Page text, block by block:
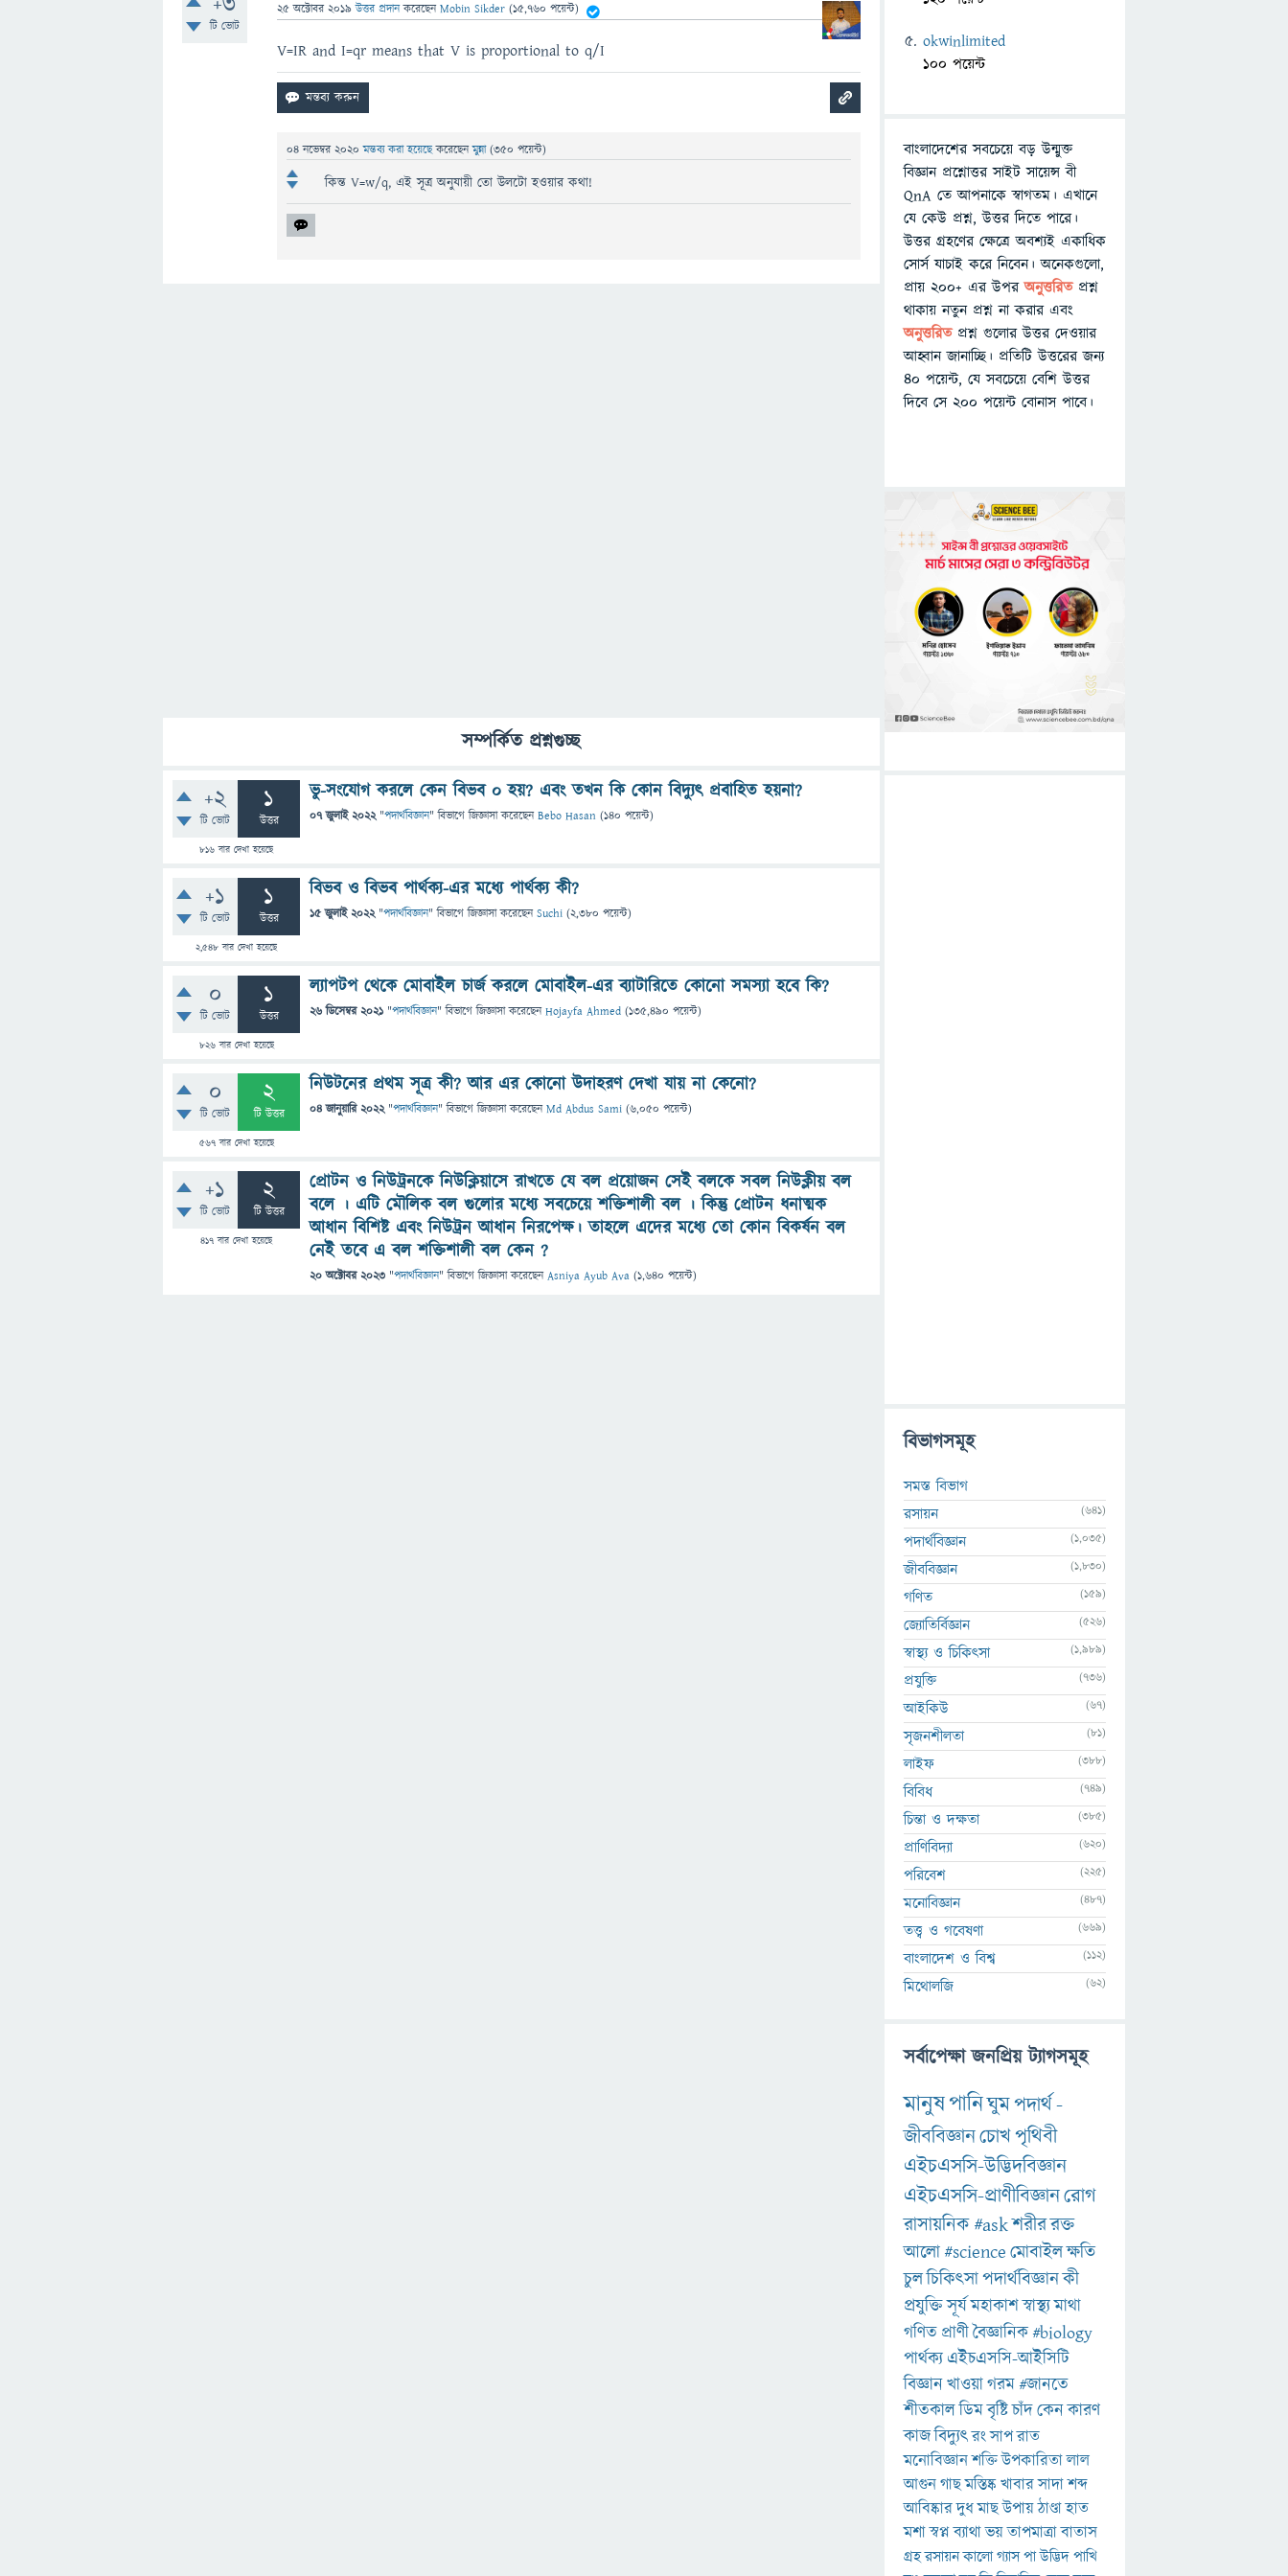
টি ভোট
25 অক্টোবর 2019 উত্তর প্রদান করেছেনMobin Sikder (15,760 পয়েন্ট)
V=IR and I=qr means that V is proportional to q/I
04 নভেম্বর 2020 মন্তব্য করা হয়েছেকরেছেনমুন্না (350 পয়েন্ট)
কিন্ত V=w/q, এই সূত্র অনুযায়ী তো উলটো হওয়ার কথা!
সম্পর্কিত প্রশ্নগুচ্ছ
+2
টি ভোট
1
উত্তর
816 বার দেখা হয়েছে
ভু-সংযোগ করলে কেন বিভব ০ হয়? এবং তখন কি কোন বিদ্যুৎ প্রবাহিত হয়না?
07 জুলাই 2022 "পদার্থবিজ্ঞান" বিভাগে জিজ্ঞাসাকরেছেনBebo Hasan (140 পয়েন্ট)
+1
টি ভোট
1
উত্তর
2,548 বার দেখা হয়েছে
বিভব ও বিভব পার্থক্য-এর মধ্যে পার্থক্য কী?
15 জুলাই 2022 "পদার্থবিজ্ঞান" বিভাগে জিজ্ঞাসাকরেছেনSuchi (2,380 পয়েন্ট)
0
টি ভোট
1
উত্তর
826বার দেখা হয়েছে
ল্যাপটপ থেকে মোবাইল চার্জ করলে মোবাইল-এর ব্যাটারিতে কোনো সমস্যা হবে কি?
26 ডিসেম্বর 2021 "পদার্থবিজ্ঞান" বিভাগে জিজ্ঞাসাকরেছেনHojayfa Ahmed (135,490 পয়েন্ট)
0
টি ভোট
2
টি উত্তর
567বার দেখা হয়েছে
নিউটনের প্রথম সূত্র কী? আর এর কোনো উদাহরণ দেখা যায় না কেনো?
04 জানুয়ারি 2022 "পদার্থবিজ্ঞান" বিভাগে জিজ্ঞাসাকরেছেনMd Abdus Sami (6,050 পয়েন্ট)
+1
টি ভোট
2
টি উত্তর
417 বার দেখা হয়েছে
প্রোটন ও নিউট্রনকে নিউক্লিয়াসে রাখতে যে বল প্রয়োজন সেই বলকে সবল নিউক্লীয় বল
বলে । এটি মৌলিক বল গুলোর মধ্যে সবচেয়ে শক্তিশালী বল । কিন্তু প্রোটন ধনাত্মক
আধান বিশিষ্ট এবং নিউট্রন আধান নিরপেক্ষ। তাহলে এদের মধ্যে তো কোন বিকর্ষন বল
নেই তবে এ বল শক্তিশালী বল কেন ?
20 অক্টোবর 2023 "পদার্থবিজ্ঞান" বিভাগে জিজ্ঞাসাকরেছেনAsniya Ayub Ava (1,640 পয়েন্ট)
okwinlimited
100 পয়েন্ট
বাংলাদেশের সবচেয়ে বড় উন্মুক্ত
বিজ্ঞান প্রশ্নোত্তর সাইট সায়েন্স বী
QnA তে আপনাকে স্বাগতম। এখানে
যে কেউ প্রশ্ন, উত্তর দিতে পারে।
উত্তর গ্রহণের ক্ষেত্রে অবশ্যই একাধিক
সোর্স যাচাই করে নিবেন। অনেকগুলো,
প্রায় ২০০+ এর উপরঅনুত্তরিতপ্রশ্ন
থাকায় নতুন প্রশ্ন না করার এবং
অনুত্তরিত প্রশ্ন গুলোর উত্তর দেওয়ার
আহ্বান জানাচ্ছি। প্রতিটি উত্তরের জন্য
৪০ পয়েন্ট, যে সবচেয়ে বেশি উত্তর
দিবে সে ২০০ পয়েন্ট বোনাস পাবে।
বিভাগসমূহ
সমস্ত বিভাগ
রসায়ন
(641)
পদার্থবিজ্ঞান (1,035)
জীববিজ্ঞান (1,830)
গণিত (159)
জ্যোতির্বিজ্ঞান (526)
স্বাস্থ্য ও চিকিৎসা (1,989)
প্রযুক্তি (736)
আইকিউ (67)
সৃজনশীলতা (81)
লাইফ (388)
বিবিধ (749)
চিন্তা ও দক্ষতা (385)
প্রাণিবিদ্যা (620)
পরিবেশ (225)
মনোবিজ্ঞান (487)
তত্ত্ব ও গবেষণা (669)
বাংলাদেশ ও বিশ্ব (112)
মিথোলজি (62)
সর্বাপেক্ষা জনপ্রিয় ট্যাগসমূহ
মানুষপানিঘুমপদার্থ-
জীববিজ্ঞানচোখপৃথিবী
এইচএসসি-উদ্ভিদবিজ্ঞান
এইচএসসি-প্রাণীবিজ্ঞানরোগ
রাসায়নিক#askশরীররক্ত
আলো#scienceমোবাইলক্ষতি
চুলচিকিৎসাপদার্থবিজ্ঞানকী
প্রযুক্তিসূর্যমহাকাশস্বাস্থ্যমাথা
গণিত প্রাণীবৈজ্ঞানিক#biology
পার্থক্য এইচএসসি-আইসিটি
বিজ্ঞানখাওয়াগরম#জানতে
শীতকালডিমবৃষ্টিচাঁদকেনকারণ
কাজবিদ্যুৎরংসাপরাত
মনোবিজ্ঞানশক্তিউপকারিতালাল
আগুনগাছমস্তিষ্কখাবারসাদাশব্দ
আবিষ্কারদুধমাছউপায়ঠাণ্ডাহাত
মশাস্বপ্নব্যাথাভয়তাপমাত্রাবাতাস
গ্রহরসায়নকালোগ্যাসপাউদ্ভিদপাখি